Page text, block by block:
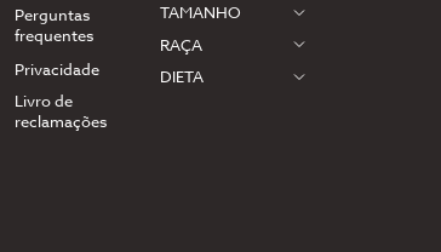
Perguntas
frequentes
Privacidade
Livro de
reclamações
TAMANHO
RAÇA
DIETA